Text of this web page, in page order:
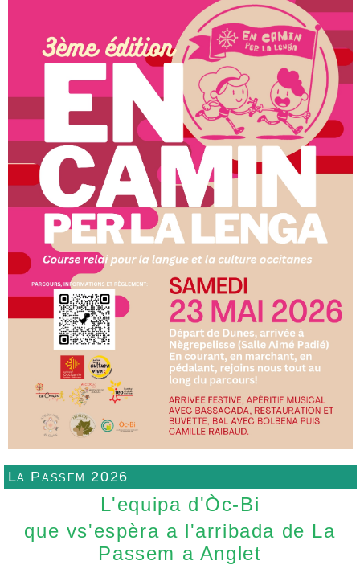
La Passem 2026
L'equipa d'Òc-Bi
que vs'espèra a l'arribada de La
Passem a Anglet